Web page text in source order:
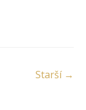
Starší →